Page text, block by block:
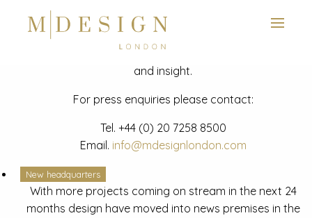
News
Latest mdesign development project and advisory news
and insight.
For press enquiries please contact:
Tel. +44 (0) 20 7258 8500
Email. info@mdesignlondon.com
New headquarters
With more projects coming on stream in the next 24
months design have moved into news premises in the